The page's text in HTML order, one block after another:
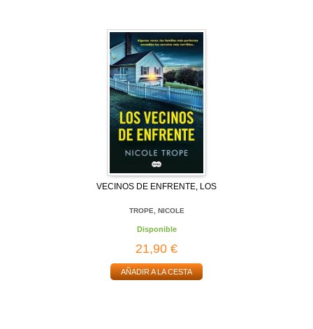
VECINOS DE ENFRENTE, LOS
TROPE, NICOLE
Disponible
21,90 €
AÑADIR A LA CESTA